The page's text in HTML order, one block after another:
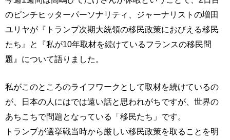
のピンチヒッターパーソナリティ、ジャーナリストの増田
ユリヤが『トランプ次期大統領の移民政策におびえる移民
たち』と『私が10年取材を続けているフランスの移民問
題』について語りました。
私がこのところのライフワークとして取材を続けているの
が、日本の人にはでは遠い話と思われがちですが、世界の
あちこちで問題となっている「移民たち」です。
トランプが選挙戦当時から厳しい移民政策を取ることを明